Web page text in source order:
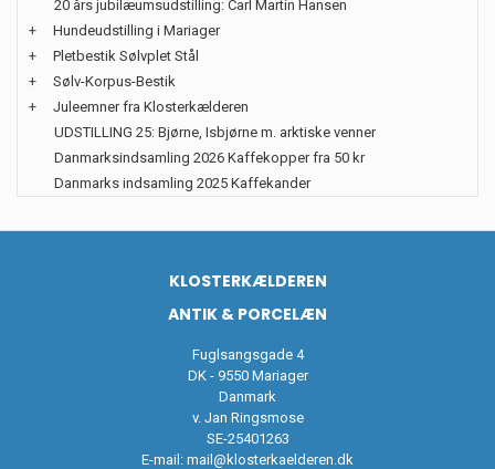
20 års jubilæumsudstilling: Carl Martin Hansen
+
Hundeudstilling i Mariager
+
Pletbestik Sølvplet Stål
+
Sølv-Korpus-Bestik
+
Juleemner fra Klosterkælderen
UDSTILLING 25: Bjørne, Isbjørne m. arktiske venner
Danmarksindsamling 2026 Kaffekopper fra 50 kr
Danmarks indsamling 2025 Kaffekander
KLOSTERKÆLDEREN
ANTIK & PORCELÆN
Fuglsangsgade 4
DK - 9550 Mariager
Danmark
v. Jan Ringsmose
SE-25401263
E-mail: mail@klosterkaelderen.dk